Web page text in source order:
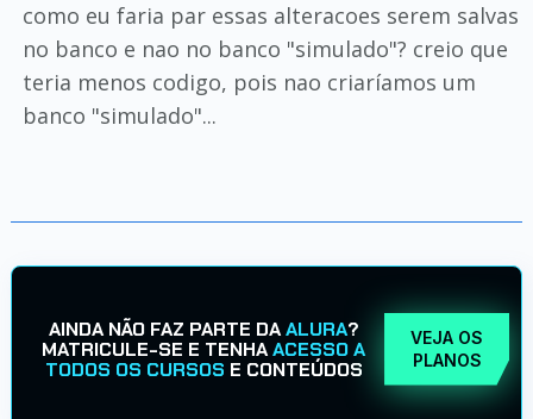
como eu faria par essas alteracoes serem salvas
no banco e nao no banco "simulado"? creio que
teria menos codigo, pois nao criaríamos um
banco "simulado"...
AINDA NÃO FAZ PARTE DAALURA?
MATRICULE-SE E TENHAACESSO A
TODOS OS CURSOS E CONTEÚDOS
VEJA OS
PLANOS